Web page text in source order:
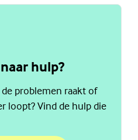
hulp?
de problemen raakt of
loopt? Vind de hulp die